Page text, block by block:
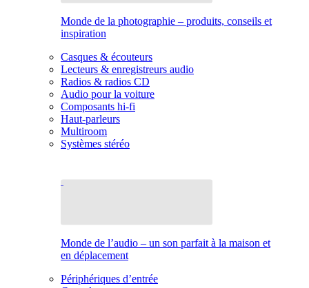
Monde de la photographie – produits, conseils et
inspiration
Casques & écouteurs
Lecteurs & enregistreurs audio
Radios & radios CD
Audio pour la voiture
Composants hi-fi
Haut-parleurs
Multiroom
Systèmes stéréo
Monde de l’audio – un son parfait à la maison et
en déplacement
Périphériques d’entrée